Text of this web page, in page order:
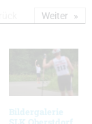
Bildergalerie
Weiter